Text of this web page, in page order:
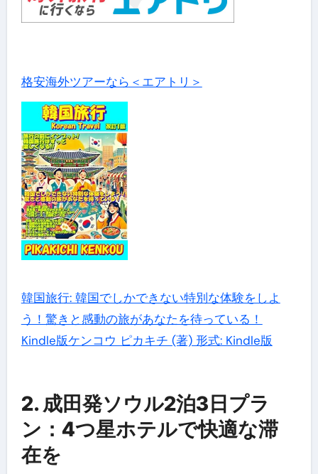
格安海外ツアーなら＜エアトリ＞
韓国旅行: 韓国でしかできない特別な体験をしよ
う！驚きと感動の旅があなたを待っている！
Kindle版ケンコウ ピカキチ (著) 形式: Kindle版
2. 成田発ソウル2泊3日プラ
ン：4つ星ホテルで快適な滞
在を